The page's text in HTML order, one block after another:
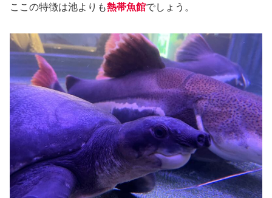
ここの特徴は池よりも熱帯魚館でしょう。